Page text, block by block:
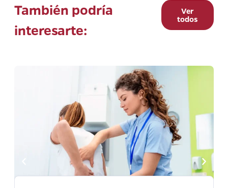
También podría
interesarte:
Ver
todos